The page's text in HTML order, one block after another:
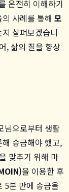
온전히 이해하기
사례를 통해 모
살펴보겠습니
, 삶의 질을 향상
님으로부터 생활
송금해야 했고,
맞추기 위해 마
을 이용한 후
5분 만에 송금을